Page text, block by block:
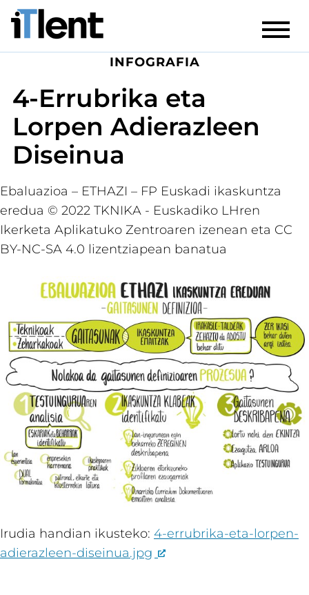
INFOGRAFIA
4-Errubrika eta
Lorpen Adierazleen
Diseinua
Ebaluazioa – ETHAZI – FP Euskadi ikaskuntza
eredua © 2022 TKNIKA - Euskadiko LHren
Ikerketa Aplikatuko Zentroaren izenean eta CC
BY-NC-SA 4.0 lizentziapean banatua
Irudia handian ikusteko: 4-errubrika-eta-lorpen-
adierazleen-diseinua.jpg